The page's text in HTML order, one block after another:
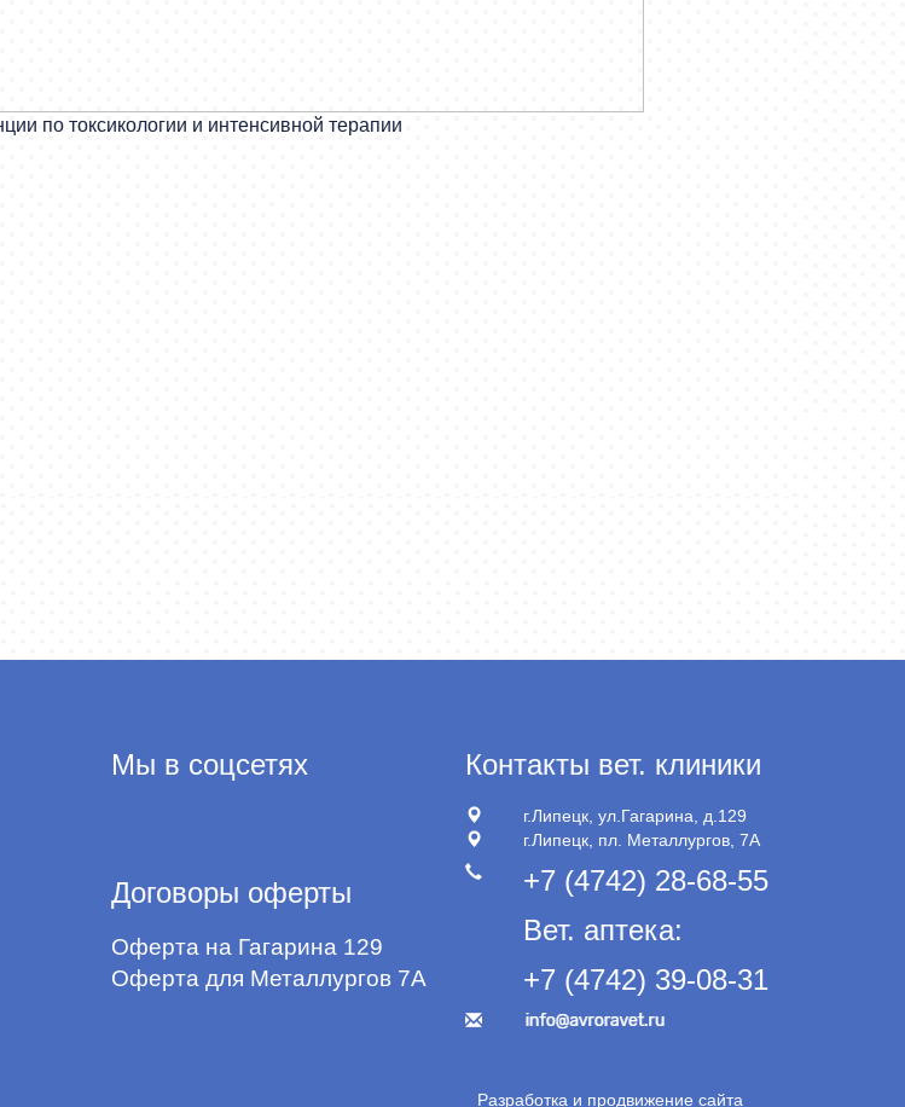
Мы в соцсетях
Договоры оферты
Оферта на Гагарина 129
Оферта для Металлургов 7А
Контакты вет. клиники
г.Липецк, ул.Гагарина, д.129
г.Липецк, пл. Металлургов, 7А
+7 (4742) 28-68-55
Вет. аптека:
+7 (4742) 39-08-31
Разработка и продвижение сайта